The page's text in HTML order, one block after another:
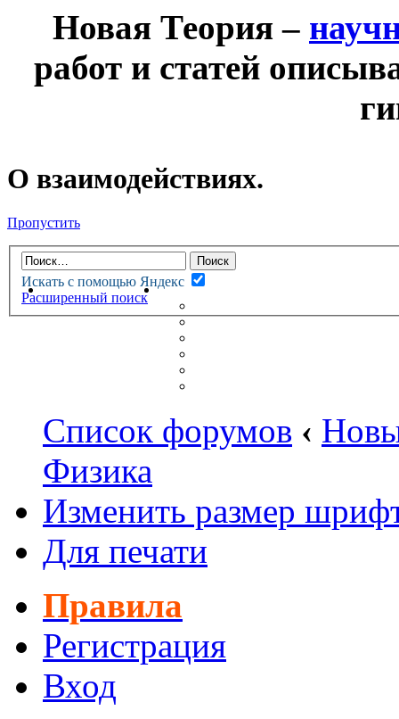
Новая Теория –
работ и статей
О взаимодействиях.
Пропустить
Искать с помощью Яндекс
Расширенный поиск
НОВАЯ ТЕОРИЯФОРУМ
НЕПРОЧИТАННЫЕ
Список форумов ‹
Физика
Изменить размер
Для печати
Правила
Регистрация
Вход